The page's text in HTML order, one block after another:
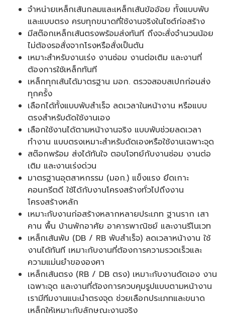
จำหน่ายเหล็กเส้นกลมและเหล็กเส้นข้ออ้อย ทั้งแบบพับ
และแบบตรง ครบทุกขนาดที่ใช้งานจริงในไซต์ก่อสร้าง
มีสต๊อกเหล็กเส้นตรงพร้อมส่งทันที ถึงจะสั่งจำนวนน้อย
ไม่ต้องรอสั่งจากโรงหรือสั่งเป็นตัน
เหมาะสำหรับงานเร่ง งานซ่อม งานต่อเติม และงานที่
ต้องการใช้เหล็กทันที
เหล็กทุกเส้นได้มาตรฐาน มอก. ตรวจสอบสเปกก่อนส่ง
ทุกครั้ง
เลือกได้ทั้งแบบพับสำเร็จ ลดเวลาในหน้างาน หรือแบบ
ตรงสำหรับดัดใช้งานเอง
เลือกใช้งานได้ตามหน้างานจริง แบบพับช่วยลดเวลา
ทำงาน แบบตรงเหมาะสำหรับดัดเองหรือใช้งานเฉพาะจุด
สต๊อกพร้อม ส่งได้ทันใจ ตอบโจทย์กับงานซ่อม งานต่อ
เติม และงานเร่งด่วน
มาตรฐานอุตสาหกรรม (มอก.) แข็งแรง ยึดเกาะ
คอนกรีตดี ใช้ได้กับงานโครงสร้างทั่วไปถึงงาน
โครงสร้างหลัก
เหมาะกับงานก่อสร้างหลากหลายประเภท ฐานราก เสา
คาน พื้น บ้านพักอาศัย อาคารพาณิชย์ และงานรีโนเวท
เหล็กเส้นพับ (DB / RB พับสำเร็จ) ลดเวลาหน้างาน ใช้
งานได้ทันที เหมาะกับงานที่ต้องการความรวดเร็วและ
ความแม่นยำขององศา
เหล็กเส้นตรง (RB / DB ตรง) เหมาะกับงานดัดเอง งาน
เฉพาะจุด และงานที่ต้องการควบคุมรูปแบบตามหน้างาน
เรามีทีมงานแนะนำตรงจุด ช่วยเลือกประเภทและขนาด
เหล็กให้เหมาะกับลักษณะงานจริง